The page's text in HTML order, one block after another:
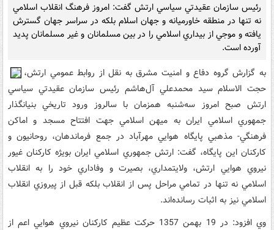
رئيس سازمان عقيدتي سياسي ارتش گفت: امروز فرهنگ انقلاب اسلامي
نه تنها در منطقه خاورميانه و جهان اسلام بلکه در سراسر جهان گسترش
يافته و موجي از بيداري اسلامي را در بين مسلمانان و غير مسلمانان پديد
آورده است.
به گزارش گروه دفاع و امنيت مشرق به نقل از روابط عمومي ارتش،
حجت الاسلام سيد محمدعلي آل‌هاشم رئيس سازمان عقيدتي سياسي
ارتش صبح امروز سه‌شنبه همزمان با سالروز ورود تاريخي بنيانگذار
جمهوري اسلامي ايران به ميهن اسلامي جهت افتتاح مسجد و اماکن
فرهنگي- مذهبي پايگاه هوايي مهرآباد در جمع فرماندهان، روحانيون و
کارکنان اين پايگاه، گفت: ارتش جمهوري اسلامي ايران بويژه کارکنان غيور
نيروي هوايي ارتش، ولايتمداري، بصيرت و وفاداري خود را به انقلاب
اسلامي نه تنها در تمامي مراحل پس از انقلاب بلکه قبل از پيروزي انقلاب
اسلامي نيز به اثبات رسانده‌اند.
وي افزود: در 19 بهمن 1357 حرکت عظيم کارکنان نيروي هوايي اعم از